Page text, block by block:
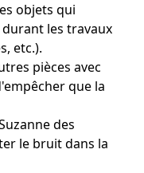
objets qui
les travaux
etc.).
pièces avec
que la
des
le bruit dans la